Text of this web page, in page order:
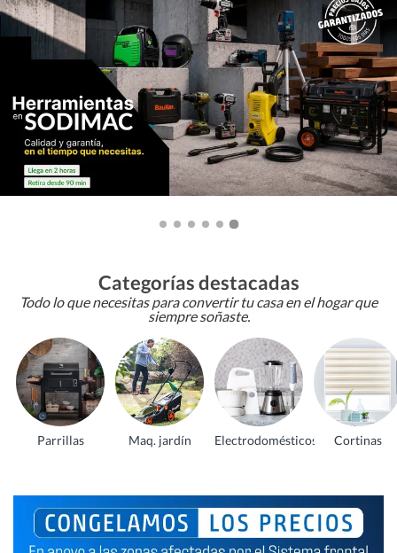
Categorías destacadas
Todo lo que necesitas para convertir tu casa en el hogar que
siempre soñaste.
Parrillas Maq. jardín Electrodomésticos Cortinas